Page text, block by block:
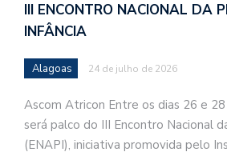
III ENCONTRO NACIONAL DA
INFÂNCIA
Alagoas 24 de julho de 2026
Ascom Atricon Entre os dias 26 e
será palco do III Encontro Nacional
(ENAPI), iniciativa promovida pelo